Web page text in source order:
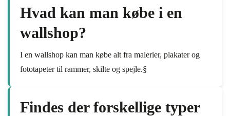
Hvad kan man købe i en
wallshop?
I en wallshop kan man købe alt fra malerier, plakater og
fototapeter til rammer, skilte og spejle.§
Findes der forskellige typer